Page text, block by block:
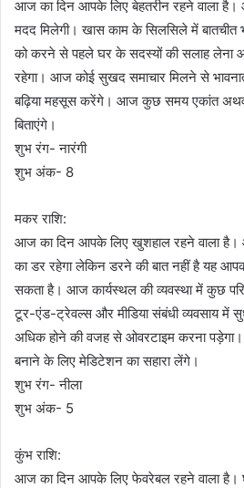
आज का दिन आपके लिए बेहतरीन रहने वाला है।
मदद मिलेगी। खास काम के सिलसिले में बातचीत भी
को करने से पहले घर के सदस्यों की सलाह लेना
रहेगा। आज कोई सुखद समाचार मिलने से
बढ़िया महसूस करेंगे। आज कुछ समय एकांत
बिताएंगे।
शुभ रंग- नारंगी
शुभ अंक- 8
मकर राशि:
आज का दिन आपके लिए खुशहाल रहने वाला
का डर रहेगा लेकिन डरने की बात नहीं है यह
सकता है। आज कार्यस्थल की व्यवस्था में कुछ
टूर-एंड-ट्रेवल्स और मीडिया संबंधी व्यवसाय में
अधिक होने की वजह से ओवरटाइम करना
बनाने के लिए मेडिटेशन का सहारा लेंगे।
शुभ रंग- नीला
शुभ अंक- 5
कुंभ राशि:
आज का दिन आपके लिए फेवरेबल रहने वाला